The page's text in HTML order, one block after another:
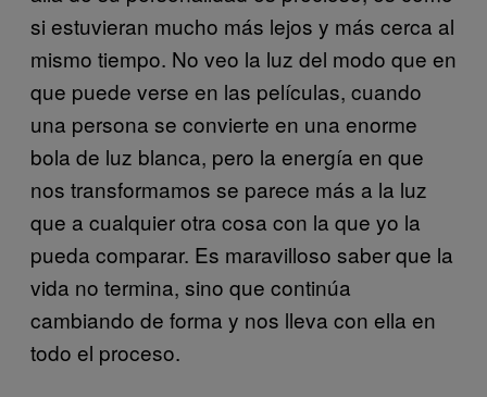
si estuvieran mucho más lejos y más cerca al
mismo tiempo. No veo la luz del modo que en
que puede verse en las películas, cuando
una persona se convierte en una enorme
bola de luz blanca, pero la energía en que
nos transformamos se parece más a la luz
que a cualquier otra cosa con la que yo la
pueda comparar. Es maravilloso saber que la
vida no termina, sino que continúa
cambiando de forma y nos lleva con ella en
todo el proceso.